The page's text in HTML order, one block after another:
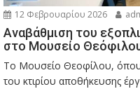
12 Φεβρουαρίου 2026
Αναβάθμιση του
στο Μουσείο
Το Μουσείο Θεοφίλου,
του κτιρίου αποθήκευσης